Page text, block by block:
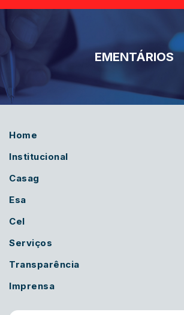
EMENTÁRIOS
Home
Institucional
Casag
Esa
Cel
Serviços
Transparência
Imprensa